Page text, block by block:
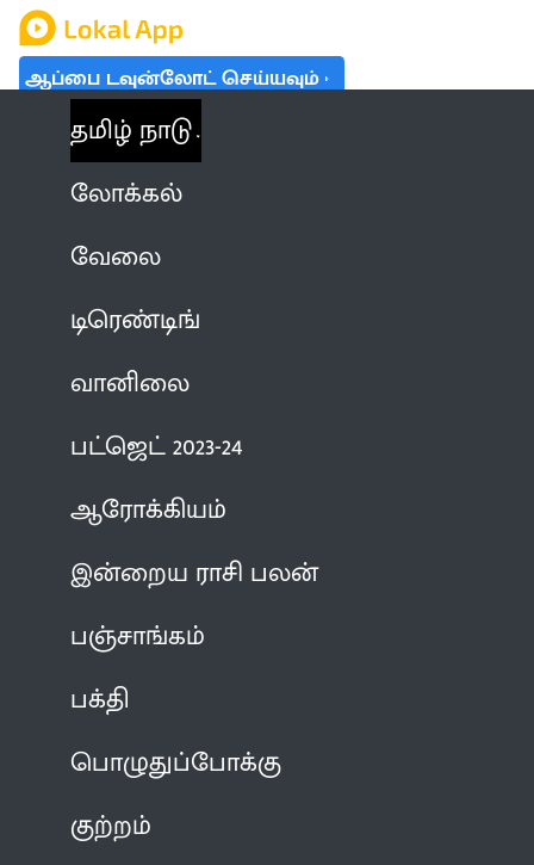
ஆப்பை டவுன்லோட் செய்யவும்
தமிழ் நாடு
லோக்கல்
வேலை
டிரெண்டிங்
வானிலை
பட்ஜெட் 2023-24
ஆரோக்கியம்
இன்றைய ராசி பலன்
பஞ்சாங்கம்
பக்தி
பொழுதுப்போக்கு
குற்றம்